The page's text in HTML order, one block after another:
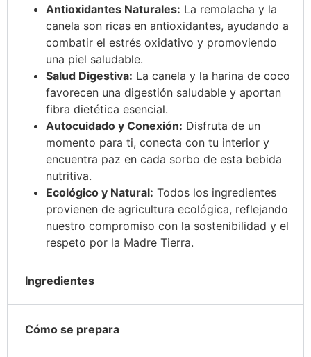
Antioxidantes Naturales: La remolacha y la
canela son ricas en antioxidantes, ayudando a
combatir el estrés oxidativo y promoviendo
una piel saludable.
Salud Digestiva: La canela y la harina de coco
favorecen una digestión saludable y aportan
fibra dietética esencial.
Autocuidado y Conexión: Disfruta de un
momento para ti, conecta con tu interior y
encuentra paz en cada sorbo de esta bebida
nutritiva.
Ecológico y Natural: Todos los ingredientes
provienen de agricultura ecológica, reflejando
nuestro compromiso con la sostenibilidad y el
respeto por la Madre Tierra.
Ingredientes
Cómo se prepara